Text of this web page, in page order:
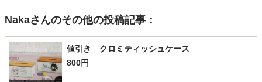
Nakaさんのその他の投稿記事：
値引き クロミティッシュケース
800円